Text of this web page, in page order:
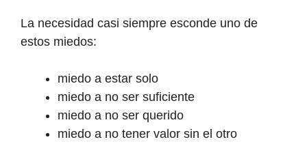
La necesidad casi siempre esconde uno de
estos miedos:
miedo a estar solo
miedo a no ser suficiente
miedo a no ser querido
miedo a no tener valor sin el otro